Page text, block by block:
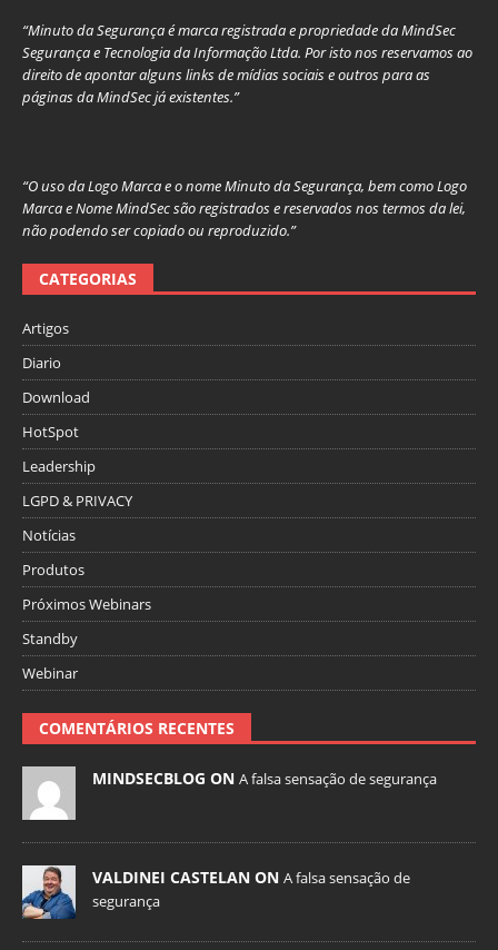
“Minuto da Segurança é marca registrada e propriedade da MindSec
Segurança e Tecnologia da Informação Ltda. Por isto nos reservamos ao
direito de apontar alguns links de mídias sociais e outros para as
páginas da MindSec já existentes.”
“O uso da Logo Marca e o nome Minuto da Segurança, bem como Logo
Marca e Nome MindSec são registrados e reservados nos termos da lei,
não podendo ser copiado ou reproduzido.”
CATEGORIAS
Artigos
Diario
Download
HotSpot
Leadership
LGPD & PRIVACY
Notícias
Produtos
Próximos Webinars
Standby
Webinar
COMENTÁRIOS RECENTES
MINDSECBLOG ON A falsa sensação de segurança
VALDINEI CASTELAN ON A falsa sensação de
segurança